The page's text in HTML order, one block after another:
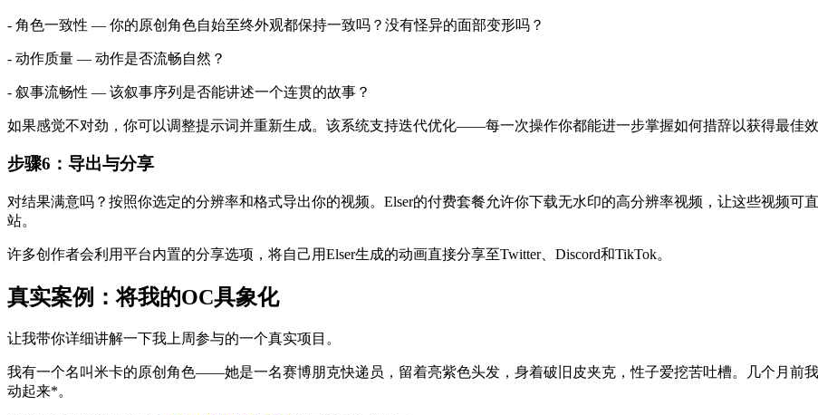
- 角色一致性 — 你的原创角色自始至终外观都保持一致吗？没有怪异的面部变形吗？
- 动作质量 — 动作是否流畅自然？
- 叙事流畅性 — 该叙事序列是否能讲述一个连贯的故事？
如果感觉不对劲，你可以调整提示词并重新生成。该系统支持迭代优化——每一次操作你都能进一步掌握如何措辞以获得最佳效
步骤6：导出与分享
对结果满意吗？按照你选定的分辨率和格式导出你的视频。Elser的付费套餐允许你下载无水印的高分辨率视频，让这些视频可
站。
许多创作者会利用平台内置的分享选项，将自己用Elser生成的动画直接分享至Twitter、Discord和TikTok。
真实案例：将我的OC具象化
让我带你详细讲解一下我上周参与的一个真实项目。
我有一个名叫米卡的原创角色——她是一名赛博朋克快递员，留着亮紫色头发，身着破旧皮夹克，性子爱挖苦吐槽。几个月前
动起来*。